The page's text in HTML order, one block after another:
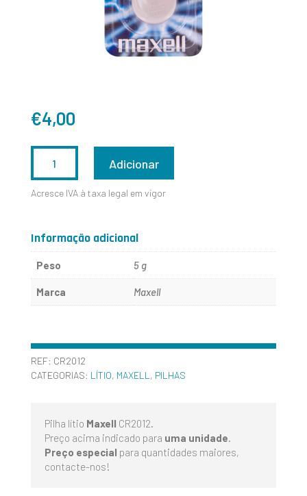
€4,00
DE
Adicionar
Acresce IVA à taxa legal em vigor
Informação adicional
Peso 5 g
Marca Maxell
REF: CR2012
CATEGORIAS: LÍTIO, MAXELL , PILHAS
Pilha lítio Maxell CR2012.
Preço acima indicado para uma unidade
Preço especial para quantidades maiores,
contacte-nos!